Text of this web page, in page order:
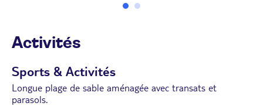
Activités
Sports & Activités
Longue plage de sable aménagée avec transats et
parasols.